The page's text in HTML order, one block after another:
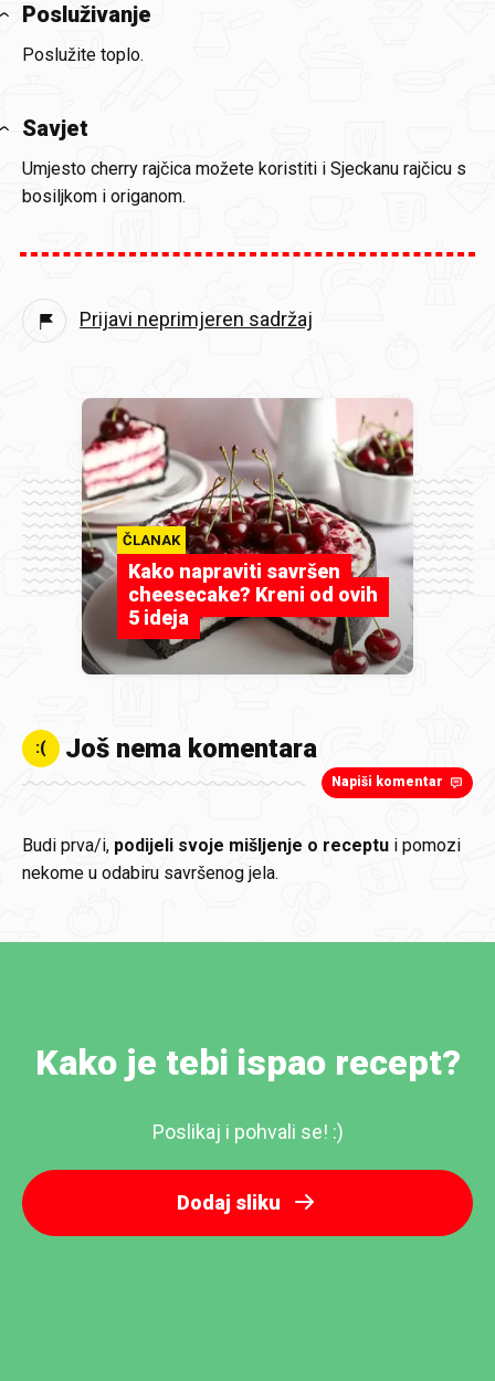
Posluživanje
Poslužite toplo.
Savjet
Umjesto cherry rajčica možete koristiti i Sjeckanu rajčicu s
bosiljkom i origanom.
Prijavi neprimjeren sadržaj
ČLANAK
Kako napraviti savršen
cheesecake? Kreni od ovih
5 ideja
:( Još nema komentara
Napiši komentar
Budi prva/i, podijeli svoje mišljenje o receptu i pomozi
nekome u odabiru savršenog jela.
Kako je tebi ispao recept?
Poslikaj i pohvali se! :)
Dodaj sliku